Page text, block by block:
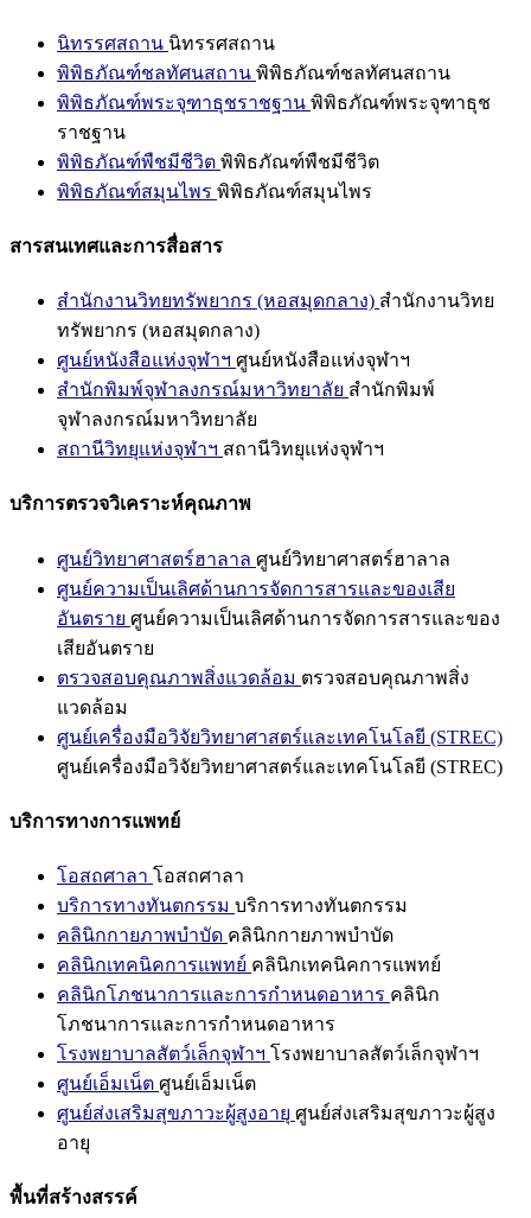
นิทรรศสถาน นิทรรศสถาน
พิพิธภัณฑ์ชลทัศนสถาน พิพิธภัณฑ์ชลทัศนสถาน
พิพิธภัณฑ์พระจุฑาธุชราชฐาน พิพิธภัณฑ์พระจุฑาธุช
ราชฐาน
พิพิธภัณฑ์พืชมีชีวิต พิพิธภัณฑ์พืชมีชีวิต
พิพิธภัณฑ์สมุนไพร พิพิธภัณฑ์สมุนไพร
สารสนเทศและการสื่อสาร
สำนักงานวิทยทรัพยากร (หอสมุดกลาง) สำนักงานวิทย
ทรัพยากร (หอสมุดกลาง)
ศูนย์หนังสือแห่งจุฬาฯ ศูนย์หนังสือแห่งจุฬาฯ
สำนักพิมพ์จุฬาลงกรณ์มหาวิทยาลัย สำนักพิมพ์
จุฬาลงกรณ์มหาวิทยาลัย
สถานีวิทยุแห่งจุฬาฯ สถานีวิทยุแห่งจุฬาฯ
บริการตรวจวิเคราะห์คุณภาพ
ศูนย์วิทยาศาสตร์ฮาลาล ศูนย์วิทยาศาสตร์ฮาลาล
ศูนย์ความเป็นเลิศด้านการจัดการสารและของเสีย
อันตราย ศูนย์ความเป็นเลิศด้านการจัดการสารและของ
เสียอันตราย
ตรวจสอบคุณภาพสิ่งแวดล้อม ตรวจสอบคุณภาพสิ่ง
แวดล้อม
ศูนย์เครื่องมือวิจัยวิทยาศาสตร์และเทคโนโลยี (STREC)
ศูนย์เครื่องมือวิจัยวิทยาศาสตร์และเทคโนโลยี (STREC)
บริการทางการแพทย์
โอสถศาลา โอสถศาลา
บริการทางทันตกรรม บริการทางทันตกรรม
คลินิกกายภาพบำบัด คลินิกกายภาพบำบัด
คลินิกเทคนิคการแพทย์ คลินิกเทคนิคการแพทย์
คลินิกโภชนาการและการกำหนดอาหาร คลินิก
โภชนาการและการกำหนดอาหาร
โรงพยาบาลสัตว์เล็กจุฬาฯ โรงพยาบาลสัตว์เล็กจุฬาฯ
ศูนย์เอ็มเน็ต ศูนย์เอ็มเน็ต
ศูนย์ส่งเสริมสุขภาวะผู้สูงอายุ ศูนย์ส่งเสริมสุขภาวะผู้สูง
อายุ
พื้นที่สร้างสรรค์